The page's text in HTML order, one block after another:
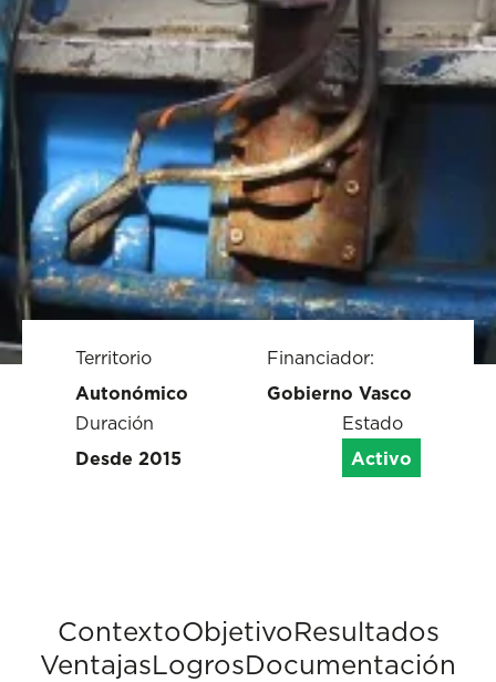
Territorio
Autonómico
Financiador:
Gobierno Vasco
Duración
Desde 2015
Estado
Activo
ContextoObjetivoResultados
VentajasLogrosDocumentación